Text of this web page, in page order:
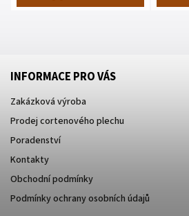
INFORMACE PRO VÁS
Zakázková výroba
Prodej cortenového plechu
Poradenství
Kontakty
Obchodní podmínky
Podmínky ochrany osobních údajů